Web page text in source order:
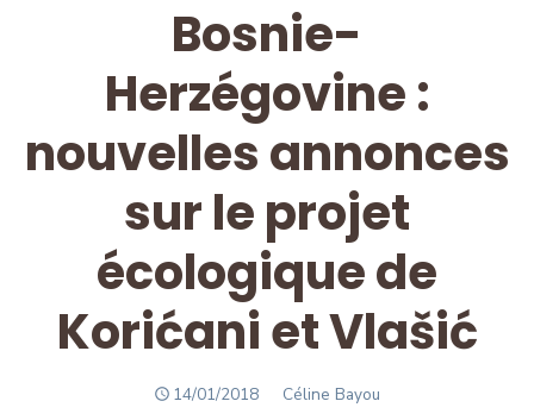
Bosnie-
Herzégovine :
nouvelles annonces
sur le projet
écologique de
Korićani et Vlašić
POSTED
14/01/2018 Author
Céline Bayou